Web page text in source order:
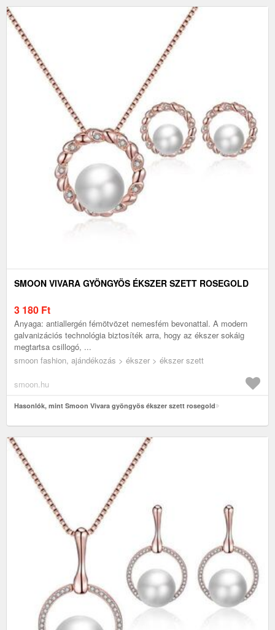
SMOON VIVARA GYÖNGYÖS ÉKSZER SZETT ROSEGOLD
3 180 Ft
Anyaga: antiallergén fémötvözet nemesfém bevonattal. A modern
galvanizációs technológia biztosíték arra, hogy az ékszer sokáig
megtartsa csillogó, ...
smoon fashion, ajándékozás > ékszer > ékszer szett
smoon.hu
Hasonlók, mint Smoon Vivara gyöngyös ékszer szett rosegold